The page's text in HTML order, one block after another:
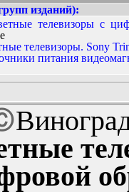
изданий):
телевизоры с
телевизоры. Sony
питания